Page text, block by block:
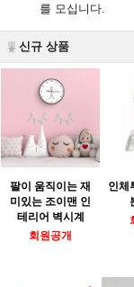
를 모십니다.
신규 상품
팔이 움직이는 재
미있는 조이맨 인
테리어 벽시계
회원공개
인체